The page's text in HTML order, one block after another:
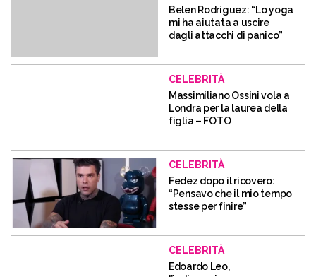
Belen Rodriguez: “Lo yoga
mi ha aiutata a uscire
dagli attacchi di panico”
CELEBRITÀ
Massimiliano Ossini vola a
Londra per la laurea della
figlia – FOTO
CELEBRITÀ
Fedez dopo il ricovero:
“Pensavo che il mio tempo
stesse per finire”
CELEBRITÀ
Edoardo Leo,